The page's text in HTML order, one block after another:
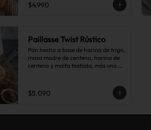
$4.990
Paillasse Twist Rústico
Pan hecho a base de harina de trigo,
masa madre de centeno, harina de
centeno y malta tostada, más una
toques de tostado y frutos secos.
$5.090